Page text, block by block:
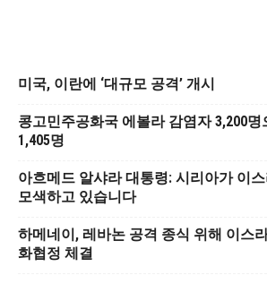
미국, 이란에 ‘대규모 공격’ 개시
콩고민주공화국 에볼라 감염자 3,200
1,405명
아흐메드 알샤라 대통령: 시리아가 이
모색하고 있습니다
하메네이, 레바논 공격 종식 위해 이스
화협정 체결